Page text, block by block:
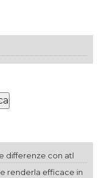
differenze con atl
renderla efficace in